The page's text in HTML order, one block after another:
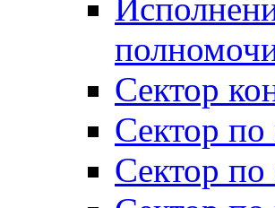
Сектор
Сектор
Сектор по